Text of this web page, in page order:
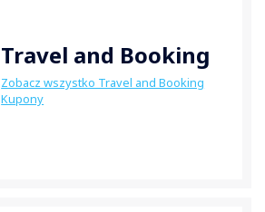
Travel and Booking
Zobacz wszystko Travel and Booking
Kupony